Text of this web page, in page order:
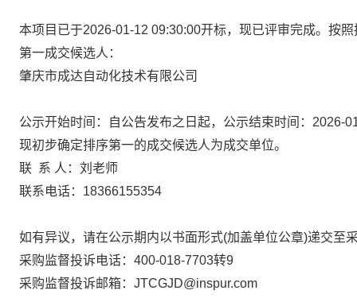
本项目已于2026-01-12 09:30:00开标，现已评审完成。按
第一成交候选人：
肇庆市成达自动化技术有限公司
公示开始时间：自公告发布之日起，公示结束时间：2026-
现初步确定排序第一的成交候选人为成交单位。
联 系 人：刘老师
联系电话：18366155354
如有异议，请在公示期内以书面形式(加盖单位公章)递交至
采购监督投诉电话：400-018-7703转9
采购监督投诉邮箱：JTCGJD@inspur.com